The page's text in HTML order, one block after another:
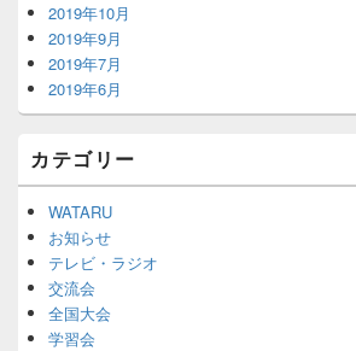
2019年10月
2019年9月
2019年7月
2019年6月
カテゴリー
WATARU
お知らせ
テレビ・ラジオ
交流会
全国大会
学習会